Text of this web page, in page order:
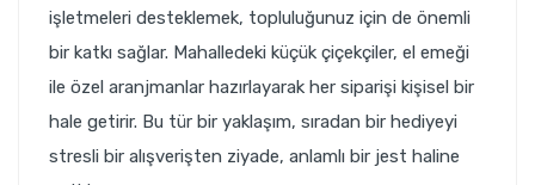
işletmeleri desteklemek, topluluğunuz için de önemli
bir katkı sağlar. Mahalledeki küçük çiçekçiler, el emeği
ile özel aranjmanlar hazırlayarak her siparişi kişisel bir
hale getirir. Bu tür bir yaklaşım, sıradan bir hediyeyi
stresli bir alışverişten ziyade, anlamlı bir jest haline